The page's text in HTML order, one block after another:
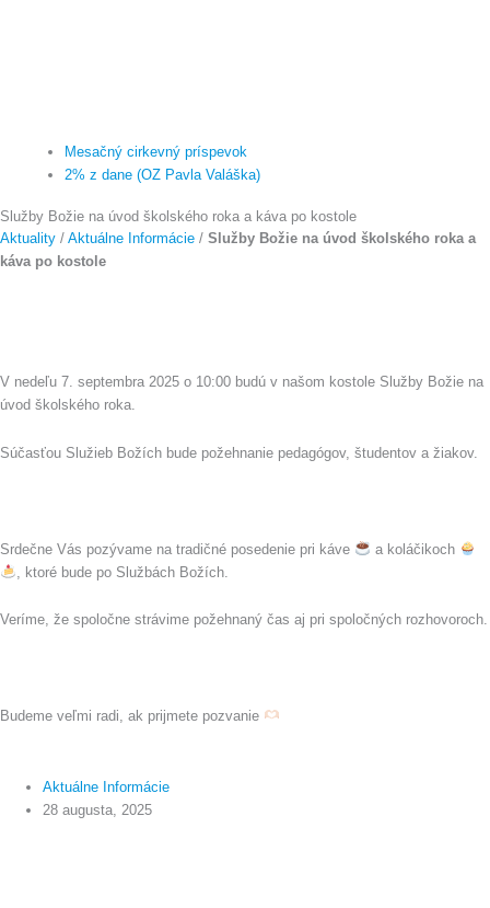
Mesačný cirkevný príspevok
2% z dane (OZ Pavla Valáška)
Služby Božie na úvod školského roka a káva po kostole
Aktuality / Aktuálne Informácie / Služby Božie na úvod školského roka a
káva po kostole
V nedeľu 7. septembra 2025 o 10:00 budú v našom kostole Služby Božie na
úvod školského roka.
Súčasťou Služieb Božích bude požehnanie pedagógov, študentov a žiakov.
Srdečne Vás pozývame na tradičné posedenie pri káve
a koláčikoch
, ktoré bude po Službách Božích.
Veríme, že spoločne strávime požehnaný čas aj pri spoločných rozhovoroch.
Budeme veľmi radi, ak prijmete pozvanie
Aktuálne Informácie
28 augusta, 2025